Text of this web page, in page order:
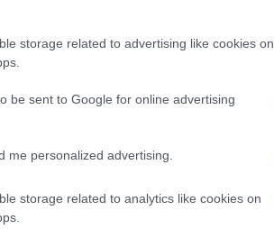
storage related to advertising like cookies on
be sent to Google for online advertising
me personalized advertising.
storage related to analytics like cookies on